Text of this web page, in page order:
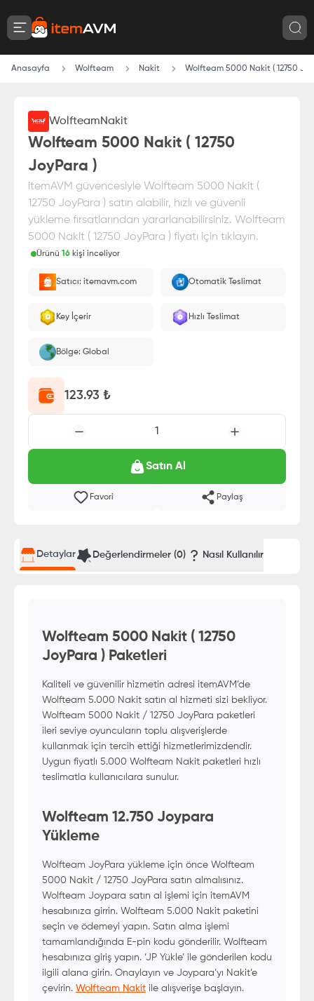
Anasayfa Wolfteam Nakit Wolfteam 5000 Nakit ( 12750
WolfteamNakit
Wolfteam 5000 Nakit ( 12750
JoyPara )
itemAVM güvencesiyle Wolfteam 5000 Nakit (
12750 JoyPara ) satın alabilir, hızlı ve güvenli
yükleme fırsatlarından yararlanabilirsiniz. Wolfteam
5000 Nakit ( 12750 JoyPara ) fiyatı için tıklayın.
Ürünü 16 kişi inceliyor
E-Pin olarak yüklenir.
Satıcı: itemavm.com Otomatik Teslimat
Key İçerir Hızlı Teslimat
Bölge: Global
123.93 ₺
1
Satın Al
Favori Paylaş
Detaylar Değerlendirmeler (0) Nasıl Kullanılır
Wolfteam 5000 Nakit ( 12750
JoyPara ) Paketleri
Kaliteli ve güvenilir hizmetin adresi itemAVM’de
Wolfteam 5.000 Nakit satın al hizmeti sizi bekliyor.
Wolfteam 5000 Nakit / 12750 JoyPara paketleri
ileri seviye oyuncuların toplu alışverişlerde
kullanmak için tercih ettiği hizmetlerimizdendir.
Uygun fiyatlı 5.000 Wolfteam Nakit paketleri hızlı
teslimatla kullanıcılara sunulur.
Wolfteam 12.750 Joypara
Yükleme
Wolfteam JoyPara yükleme için önce Wolfteam
5000 Nakit / 12750 JoyPara satın almalısınız.
Wolfteam Joypara satın al işlemi için itemAVM
hesabınıza girrin. Wolfteam 5.000 Nakit paketini
seçin ve ödemeyi yapın. Satın alma işlemi
tamamlandığında E-pin kodu gönderilir. Wolfteam
hesabınıza giriş yapın. ‘JP Yükle’ ile gönderilen kodu
ilgili alana girin. Onaylayın ve Joypara’yı Nakit’e
çevirin. Wolfteam Nakit ile alışverişe başlayın.